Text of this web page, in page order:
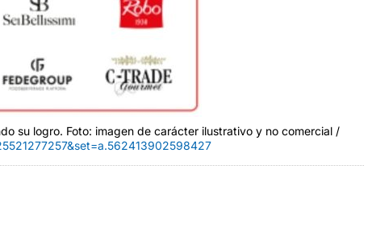
su logro. Foto: imagen de carácter ilustrativo y no comercial /